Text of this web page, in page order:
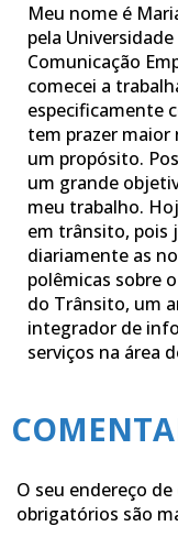
Meu nome é
pela
Comunicação
comecei a
especificamente
tem prazer
um propósito.
um grande
meu trabalho.
em trânsito, pois
diariamente as
polêmicas sobre
do Trânsito, um
integrador de
serviços na área
O seu endereço
obrigatórios são